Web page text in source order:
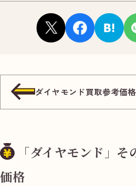
ダイヤモンド買取参考価
「ダイヤモンド」
価格